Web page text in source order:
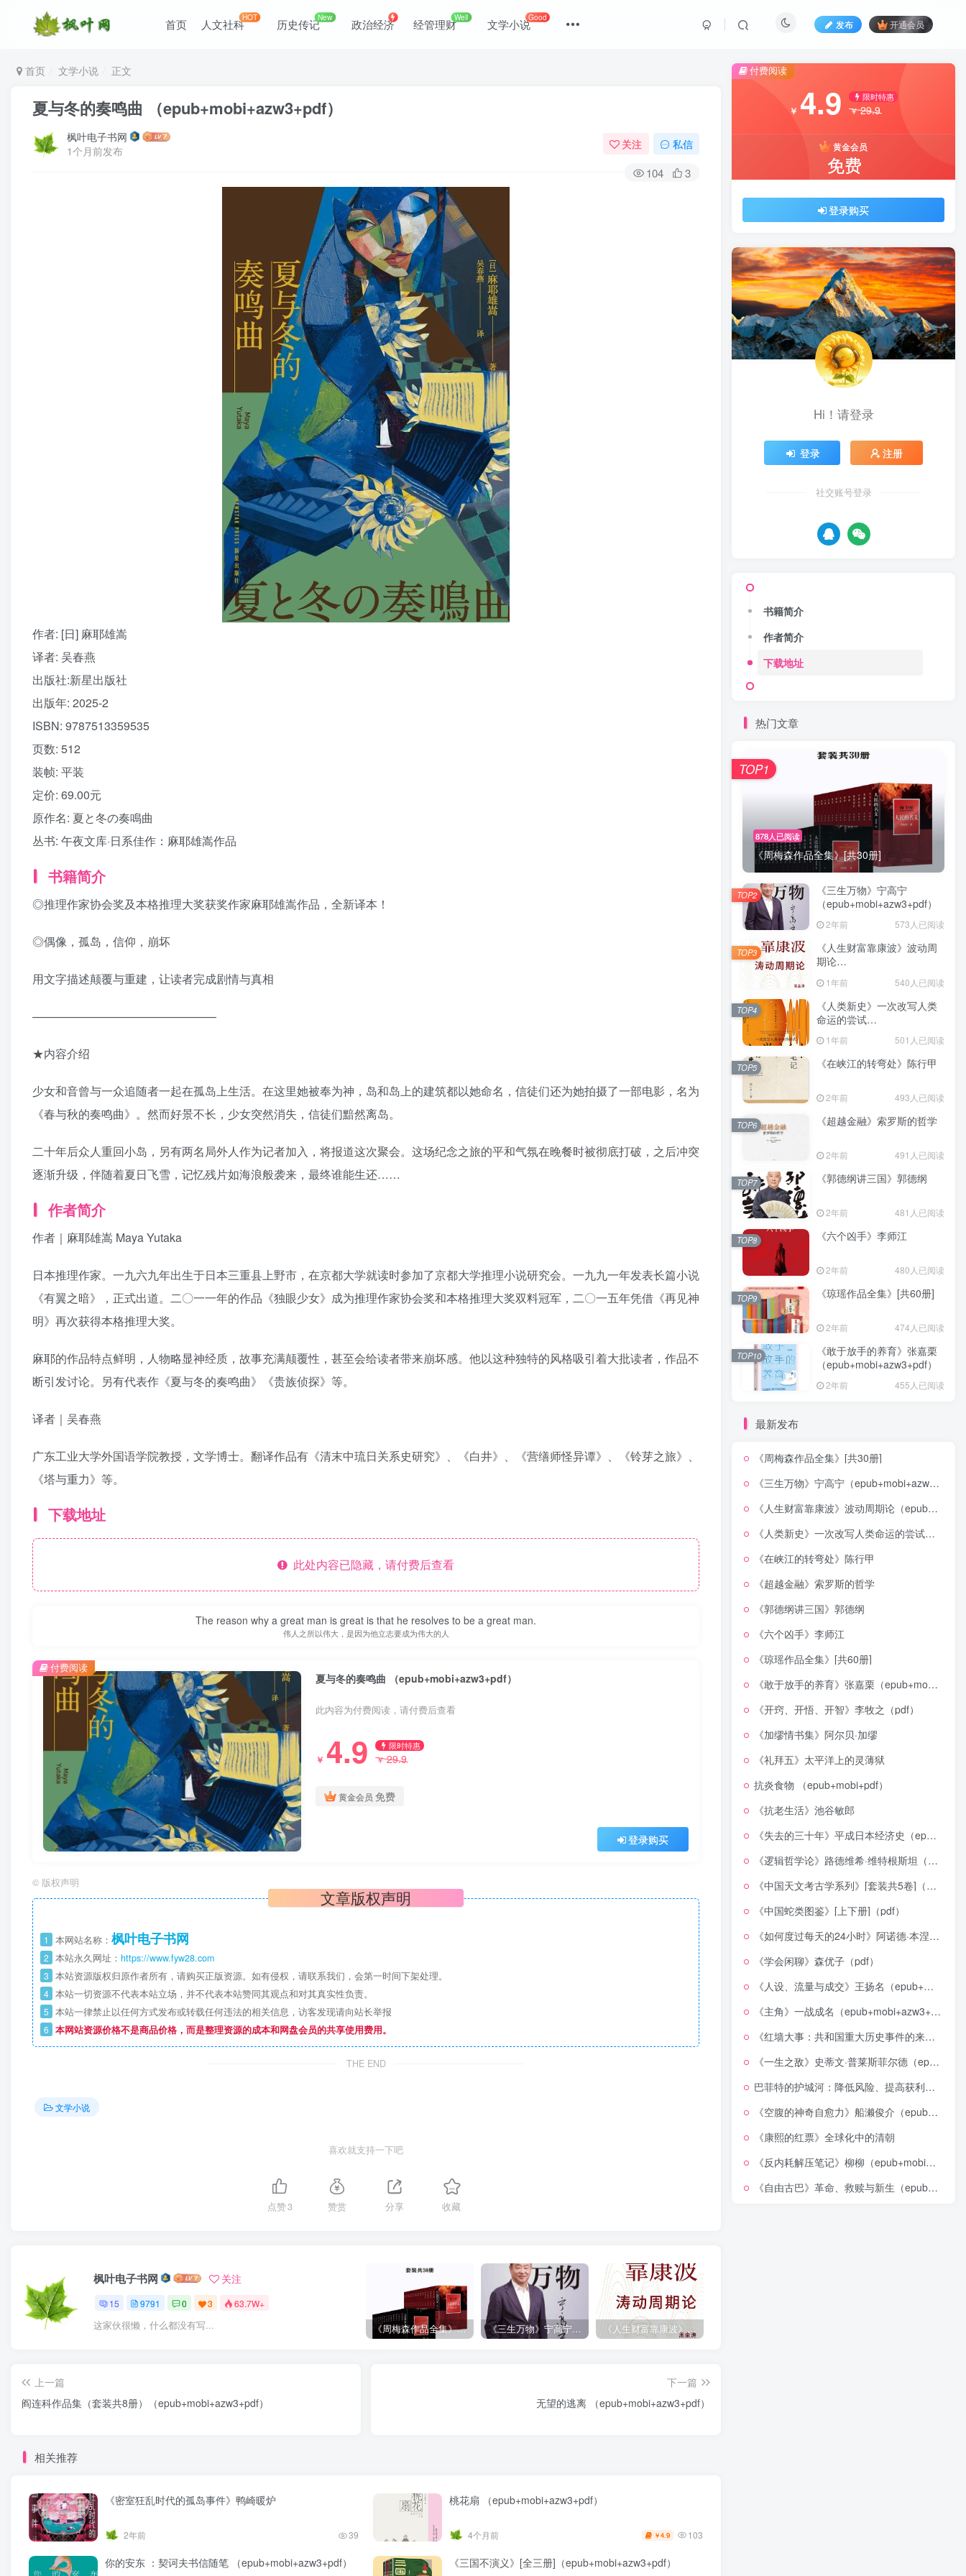
首页 人文社科HOT 历史传记New 政治经济 经管理财Well 文学小说Good
发布 开通会员
首页 文学小说 正文
夏与冬的奏鸣曲 （epub+mobi+azw3+pdf）
枫叶电子书网
1个月前发布
关注 私信
104 3
作者: [日] 麻耶雄嵩
译者: 吴春燕
出版社:新星出版社
出版年: 2025-2
ISBN: 9787513359535
页数: 512
装帧: 平装
定价: 69.00元
原作名: 夏と冬の奏鳴曲
丛书: 午夜文库·日系佳作：麻耶雄嵩作品
书籍简介
◎推理作家协会奖及本格推理大奖获奖作家麻耶雄嵩作品，全新译本！
◎偶像，孤岛，信仰，崩坏
用文字描述颠覆与重建，让读者完成剧情与真相
————————————————
★内容介绍
少女和音曾与一众追随者一起在孤岛上生活。在这里她被奉为神，岛和岛上的建筑都以她命名，信徒们还为她拍摄了一部电影，名为
《春与秋的奏鸣曲》。然而好景不长，少女突然消失，信徒们黯然离岛。
二十年后众人重回小岛，另有两名局外人作为记者加入，将报道这次聚会。这场纪念之旅的平和气氛在晚餐时被彻底打破，之后冲突
逐渐升级，伴随着夏日飞雪，记忆残片如海浪般袭来，最终谁能生还……
作者简介
作者｜麻耶雄嵩 Maya Yutaka
日本推理作家。一九六九年出生于日本三重县上野市，在京都大学就读时参加了京都大学推理小说研究会。一九九一年发表长篇小说
《有翼之暗》，正式出道。二〇一一年的作品《独眼少女》成为推理作家协会奖和本格推理大奖双料冠军，二〇一五年凭借《再见神
明》再次获得本格推理大奖。
麻耶的作品特点鲜明，人物略显神经质，故事充满颠覆性，甚至会给读者带来崩坏感。他以这种独特的风格吸引着大批读者，作品不
断引发讨论。另有代表作《夏与冬的奏鸣曲》《贵族侦探》等。
译者｜吴春燕
广东工业大学外国语学院教授，文学博士。翻译作品有《清末中琉日关系史研究》、《白井》、《营缮师怪异谭》、《铃芽之旅》、
《塔与重力》等。
下载地址
此处内容已隐藏，请付费后查看
The reason why a great man is great is that he resolves to be a great man.
伟人之所以伟大，是因为他立志要成为伟大的人
夏与冬的奏鸣曲 （epub+mobi+azw3+pdf）
此内容为付费阅读，请付费后查看
￥ 4.9 限时特惠
￥29.9
黄金会员 免费
登录购买
付费阅读
© 版权声明
文章版权声明
1 本网站名称： 枫叶电子书网
2 本站永久网址： https://www.fyw28.com
3 本站资源版权归原作者所有，请购买正版资源。如有侵权，请联系我们，会第一时间下架处理。
4 本站一切资源不代表本站立场，并不代表本站赞同其观点和对其真实性负责。
5 本站一律禁止以任何方式发布或转载任何违法的相关信息，访客发现请向站长举报
6 本网站资源价格不是商品价格，而是整理资源的成本和网盘会员的共享使用费用。
THE END
文学小说
喜欢就支持一下吧
点赞3 赞赏 分享 收藏
枫叶电子书网 关注
15 9791 0 3 63.7W+
这家伙很懒，什么都没有写... 《周梅森作品全集》[共30册] 《三生万物》宁高宁（epub+mobi+azw3+pdf） 《人生财富靠康波》波动周期论（epub+mobi+azw3+pdf）
上一篇
阎连科作品集（套装共8册）（epub+mobi+azw3+pdf）
下一篇
无望的逃离 （epub+mobi+azw3+pdf）
相关推荐
《密室狂乱时代的孤岛事件》鸭崎暖炉
2年前 39
桃花扇 （epub+mobi+azw3+pdf）
4个月前 ￥4.9 103
你的安东 ：契诃夫书信随笔 （epub+mobi+azw3+pdf） 《三国不演义》[全三册]（epub+mobi+azw3+pdf）
付费阅读
￥ 4.9 限时特惠
￥29.9
黄金会员
免费
登录购买
Hi！请登录
登录 注册
社交账号登录
书籍简介
作者简介
下载地址
热门文章
878人已阅读
《周梅森作品全集》[共30册]
TOP1
《三生万物》宁高宁
（epub+mobi+azw3+pdf）
2年前 573人已阅读
TOP2
《人生财富靠康波》波动周
期论
1年前 540人已阅读
TOP3
《人类新史》一次改写人类
命运的尝试
1年前 501人已阅读
TOP4
《在峡江的转弯处》陈行甲
2年前 493人已阅读
TOP5
《超越金融》索罗斯的哲学
2年前 491人已阅读
TOP6
《郭德纲讲三国》郭德纲
2年前 481人已阅读
TOP7
《六个凶手》李师江
2年前 480人已阅读
TOP8
《琼瑶作品全集》[共60册]
2年前 474人已阅读
TOP9
《敢于放手的养育》张嘉栗
（epub+mobi+azw3+pdf）
2年前 455人已阅读
TOP10
最新发布
《周梅森作品全集》[共30册]
《三生万物》宁高宁（epub+mobi+azw3+pdf）
《人生财富靠康波》波动周期论（epub+mobi+azw3+pdf）
《人类新史》一次改写人类命运的尝试（epub+mobi+azw3+pdf）
《在峡江的转弯处》陈行甲
《超越金融》索罗斯的哲学
《郭德纲讲三国》郭德纲
《六个凶手》李师江
《琼瑶作品全集》[共60册]
《敢于放手的养育》张嘉栗（epub+mobi+azw3+pdf）
《开窍、开悟、开智》李牧之（pdf）
《加缪情书集》阿尔贝·加缪
《礼拜五》太平洋上的灵薄狱
抗炎食物 （epub+mobi+pdf）
《抗老生活》池谷敏郎
《失去的三十年》平成日本经济史（epub+mobi+azw3+pdf）
《逻辑哲学论》路德维希·维特根斯坦（epub+mobi+azw3+pdf）
《中国天文考古学系列》[套装共5卷]（epub+mobi+azw3+pdf）
《中国蛇类图鉴》[上下册]（pdf）
《如何度过每天的24小时》阿诺德·本涅特（epub+mobi+azw3+pdf）
《学会闲聊》森优子（pdf）
《人设、流量与成交》王扬名（epub+mobi+azw3+pdf）
《主角》一战成名（epub+mobi+azw3+pdf）
《红墙大事：共和国重大历史事件的来龙去脉》（全二册）（pdf）
《一生之敌》史蒂文·普莱斯菲尔德（epub+mobi+azw3+pdf）
巴菲特的护城河：降低风险、提高获利的股市真规则(epub+azw3+mobi)
《空腹的神奇自愈力》船濑俊介（epub+mobi+azw3+pdf）
《康熙的红票》全球化中的清朝
《反内耗解压笔记》柳柳（epub+mobi+azw3+pdf）
《自由古巴》革命、救赎与新生（epub+mobi+azw3+pdf）
登录
没有账号？立即注册
用户名/手机号/邮箱
登录密码
记住登录 找回密码
登录
社交账号登录